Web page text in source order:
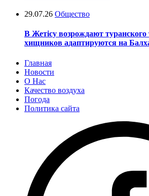
29.07.26 Общество
В Жетісу возрождают
хищников адаптируются на
Главная
Новости
О Нас
Качество воздуха
Погода
Политика сайта